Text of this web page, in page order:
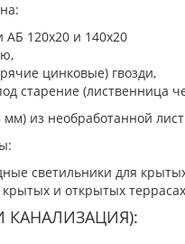
120х20 и 140х20
цинковые) гвозди,
старение (лиственница
из необработанной
светильники для
и открытых